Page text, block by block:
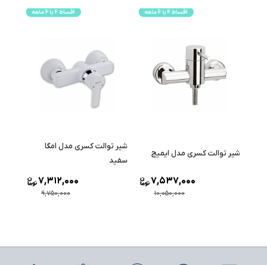
شیر توالت کسری مدل ایمیج
10,050,000
7,537,000
شیر توالت کسری مدل امگا
سفید
9,750,000
7,312,000